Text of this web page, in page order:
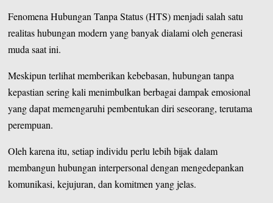
Fenomena Hubungan Tanpa Status (HTS) menjadi salah satu
realitas hubungan modern yang banyak dialami oleh generasi
muda saat ini.
Meskipun terlihat memberikan kebebasan, hubungan tanpa
kepastian sering kali menimbulkan berbagai dampak emosional
yang dapat memengaruhi pembentukan diri seseorang, terutama
perempuan.
Oleh karena itu, setiap individu perlu lebih bijak dalam
membangun hubungan interpersonal dengan mengedepankan
komunikasi, kejujuran, dan komitmen yang jelas.